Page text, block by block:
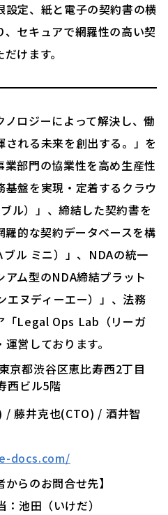
定、紙と電子の契約書の横
セキュアで網羅性の高い契
けます。
ノロジーによって解決し、働
される未来を創出する。」を
部門の協業性を高め生産性
盤を実現・定着するクラウ
ル）」、締結した契約書を
的な契約データベースを構
ル ミニ）」、NDAの統一
ム型のNDA締結プラット
エヌディーエー）」、法務
「Legal Ops Lab（リーガ
営しております。
京都渋谷区恵比寿西2丁目
ビル5階
/ 藤井克也(CTO) / 酒井智
docs.com/
らのお問合せ先】
池田（いけだ）